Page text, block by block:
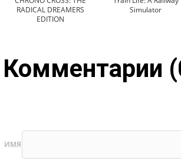
RADICAL DREAMERS
EDITION
Simulator
Комментарии
ИМЯ